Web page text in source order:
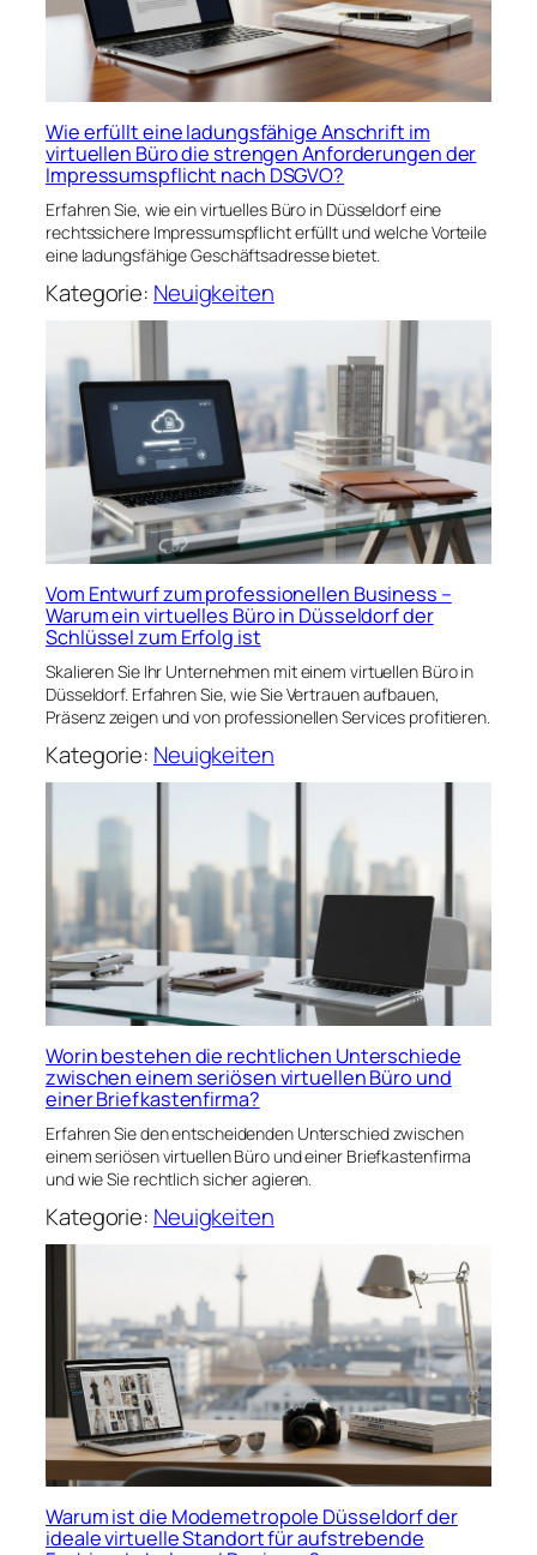
Wie erfüllt eine ladungsfähige Anschrift im
virtuellen Büro die strengen Anforderungen der
Impressumspflicht nach DSGVO?
Erfahren Sie, wie ein virtuelles Büro in Düsseldorf eine
rechtssichere Impressumspflicht erfüllt und welche Vorteile
eine ladungsfähige Geschäftsadresse bietet.
Kategorie: Neuigkeiten
Vom Entwurf zum professionellen Business –
Warum ein virtuelles Büro in Düsseldorf der
Schlüssel zum Erfolg ist
Skalieren Sie Ihr Unternehmen mit einem virtuellen Büro in
Düsseldorf. Erfahren Sie, wie Sie Vertrauen aufbauen,
Präsenz zeigen und von professionellen Services profitieren.
Kategorie: Neuigkeiten
Worin bestehen die rechtlichen Unterschiede
zwischen einem seriösen virtuellen Büro und
einer Briefkastenfirma?
Erfahren Sie den entscheidenden Unterschied zwischen
einem seriösen virtuellen Büro und einer Briefkastenfirma
und wie Sie rechtlich sicher agieren.
Kategorie: Neuigkeiten
Warum ist die Modemetropole Düsseldorf der
ideale virtuelle Standort für aufstrebende